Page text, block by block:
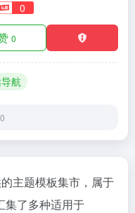
0
0
航
0
主题模板集市，属于
集了多种适用于